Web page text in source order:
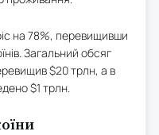
на 78%, перевищивши
Загальний обсяг
$20 трлн, а в
$1 трлн.